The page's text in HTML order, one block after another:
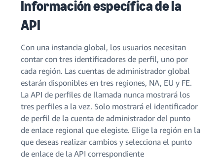
Información específica de la
API
Con una instancia global, los usuarios necesitan
contar con tres identificadores de perfil, uno por
cada región. Las cuentas de administrador global
estarán disponibles en tres regiones, NA, EU y FE.
La API de perfiles de llamada nunca mostrará los
tres perfiles a la vez. Solo mostrará el identificador
de perfil de la cuenta de administrador del punto
de enlace regional que elegiste. Elige la región en la
que deseas realizar cambios y selecciona el punto
de enlace de la API correspondiente